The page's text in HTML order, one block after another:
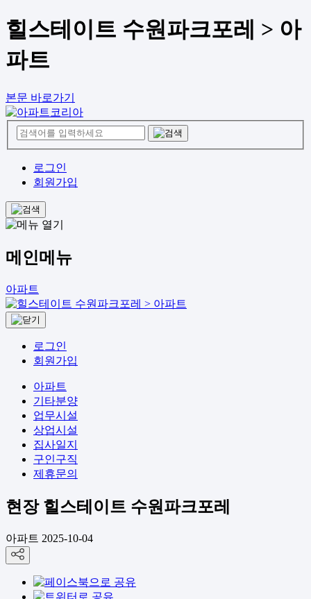
힐스테이트 수원파크포레 > 아
파트
본문 바로가기
로그인
회원가입
메인메뉴
아파트
로그인
회원가입
아파트
기타분양
업무시설
상업시설
집사일지
구인구직
제휴문의
현장 힐스테이트 수원파크포레
아파트 2025-10-04